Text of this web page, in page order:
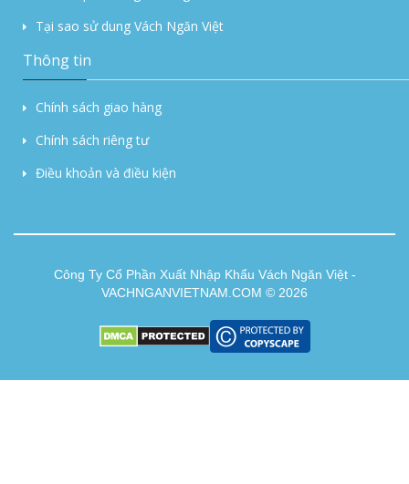
Tại sao sử dung Vách Ngăn Việt
Thông tin
Chính sách giao hàng
Chính sách riêng tư
Điều khoản và điều kiện
Công Ty Cổ Phần Xuất Nhập Khẩu Vách Ngăn Việt -
VACHNGANVIETNAM.COM © 2026